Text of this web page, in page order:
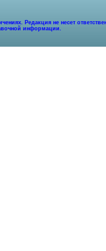
Редакция не несет
информации.